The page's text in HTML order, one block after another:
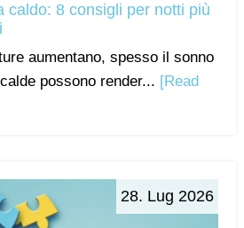
caldo: 8 consigli per notti più
aumentano, spesso il sonno
possono render... [Read
28. Lug 2026